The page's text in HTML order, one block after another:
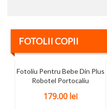
FOTOLII COPII
Fotoliu Pentru Bebe Din Plus
Robotel Portocaliu
179.00 lei